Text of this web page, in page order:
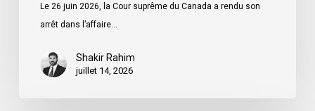
Le 26 juin 2026, la Cour suprême du Canada a rendu son
arrêt dans l’affaire…
Shakir Rahim
juillet 14, 2026